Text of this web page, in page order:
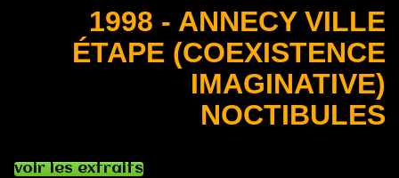
1998 - ANNECY VILLE
ÉTAPE (COEXISTENCE
IMAGINATIVE)
NOCTIBULES
voir les extraits